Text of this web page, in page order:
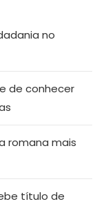
no
de conhecer
romana mais
título de